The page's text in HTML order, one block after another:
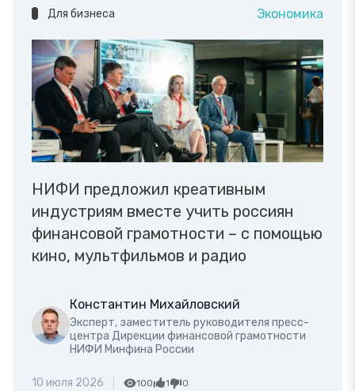
Для бизнеса Экономика
НИФИ предложил креативным
индустриям вместе учить россиян
финансовой грамотности – с помощью
кино, мультфильмов и радио
Константин Михайловский
Эксперт, заместитель руководителя пресс-
центра Дирекции финансовой грамотности
НИФИ Минфина России
10 июля 2026 100 1 0